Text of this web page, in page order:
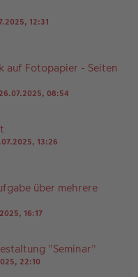
12:31
auf Fotopapier - Seiten
26.07.2025, 08:54
13:26
über mehrere
16:17
"Seminar"
22:10